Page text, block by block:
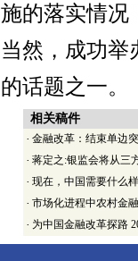
施的落实情况
当然，成功举
的话题之一。
相关稿件
· 金融改革：结束单边
· 蒋定之:银监会将从三
· 现在，中国需要什么
· 市场化进程中农村金
· 为中国金融改革探路